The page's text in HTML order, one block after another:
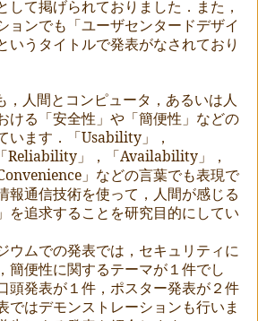
して掲げられておりました．また，
ョンでも「ユーザセンタードデザイ
いうタイトルで発表がなされており
，人間とコンピュータ，あるいは人
ける「安全性」や「簡便性」などの
います．「Usability 」，
Reliability 」，「Availability 」，
」などの言葉でも表現で
報通信技術を使って，人間が感じる
を追求することを研究目的にしてい
ウムでの発表では，セキュリティに
簡便性に関するテーマが１件でし
頭発表が１件，ポスター発表が２件
ではデモンストレーションも行いま